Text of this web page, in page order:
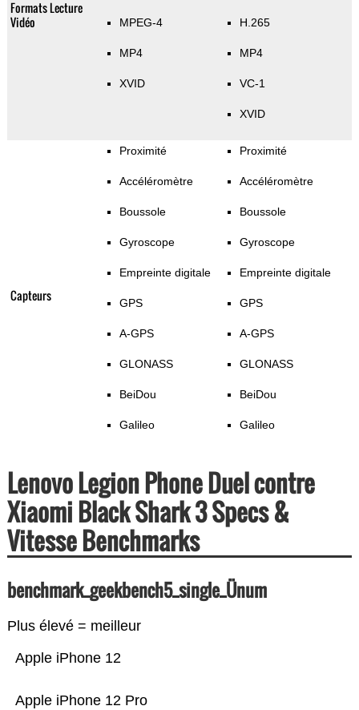
Formats Lecture
Vidéo
MPEG-4
MP4
XVID
H.265
MP4
VC-1
XVID
Capteurs
Proximité
Accéléromètre
Boussole
Gyroscope
Empreinte digitale
GPS
A-GPS
GLONASS
BeiDou
Galileo
Proximité
Accéléromètre
Boussole
Gyroscope
Empreinte digitale
GPS
A-GPS
GLONASS
BeiDou
Galileo
Lenovo Legion Phone Duel contre
Xiaomi Black Shark 3 Specs &
Vitesse Benchmarks
benchmark_geekbench5_single_Ünum
Plus élevé = meilleur
Apple iPhone 12 Pro
Apple iPhone 12